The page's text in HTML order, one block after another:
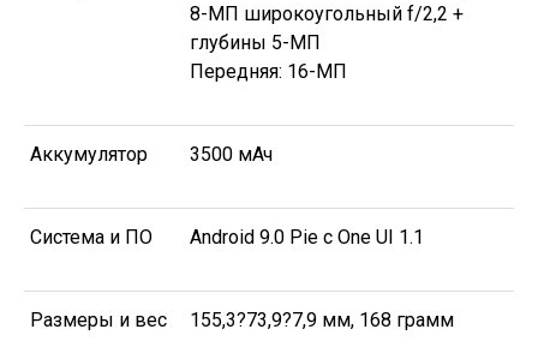
8-МП широкоугольный f/2,2 +
глубины 5-МП
Передняя: 16-МП
Аккумулятор 3500 мАч
Система и ПО Android 9.0 Pie с One UI 1.1
Размеры и вес 155,3?73,9?7,9 мм, 168 грамм